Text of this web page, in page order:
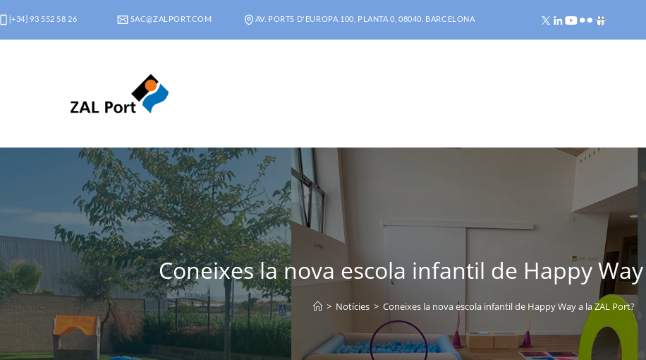
[+34] 93 552 58 26 SAC@ZALPORT.COM AV. PORTS D'EUROPA 100, PLANTA 0, 08040. BARCELONA
Coneixes la nova escola infantil de Happy Way
> Notícies > Coneixes la nova escola infantil de Happy Way a la ZAL Port?